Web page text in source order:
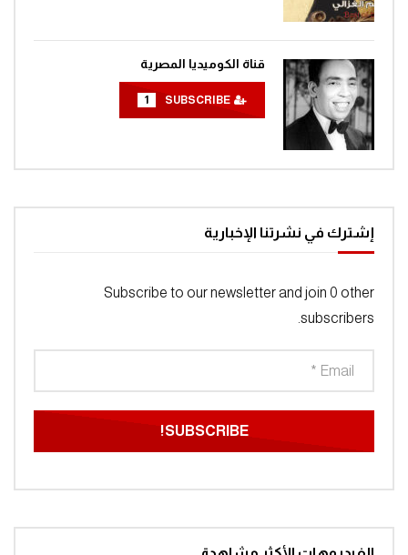
قناة الكوميديا المصرية
1
إشترك في نشرتنا الإخبارية
Subscribe to our newsletter and join 0 other
subscribers.